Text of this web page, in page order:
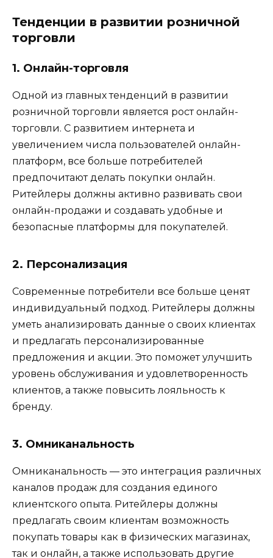
Тенденции в развитии розничной
торговли
1. Онлайн-торговля
Одной из главных тенденций в развитии
розничной торговли является рост онлайн-
торговли. С развитием интернета и
увеличением числа пользователей онлайн-
платформ, все больше потребителей
предпочитают делать покупки онлайн.
Ритейлеры должны активно развивать свои
онлайн-продажи и создавать удобные и
безопасные платформы для покупателей.
2. Персонализация
Современные потребители все больше ценят
индивидуальный подход. Ритейлеры должны
уметь анализировать данные о своих клиентах
и предлагать персонализированные
предложения и акции. Это поможет улучшить
уровень обслуживания и удовлетворенность
клиентов, а также повысить лояльность к
бренду.
3. Омниканальность
Омниканальность — это интеграция различных
каналов продаж для создания единого
клиентского опыта. Ритейлеры должны
предлагать своим клиентам возможность
покупать товары как в физических магазинах,
так и онлайн, а также использовать другие